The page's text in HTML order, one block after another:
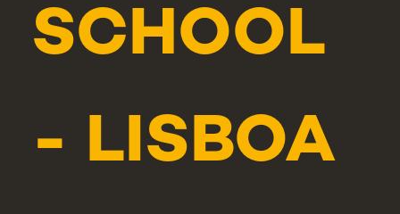
SCHOOL
- LISBOA